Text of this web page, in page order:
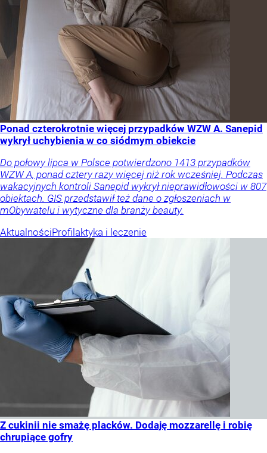
Ponad czterokrotnie więcej przypadków WZW A. Sanepid
wykrył uchybienia w co siódmym obiekcie
Do połowy lipca w Polsce potwierdzono 1413 przypadków
WZW A, ponad cztery razy więcej niż rok wcześniej. Podczas
wakacyjnych kontroli Sanepid wykrył nieprawidłowości w 807
obiektach. GIS przedstawił też dane o zgłoszeniach w
mObywatelu i wytyczne dla branży beauty.
AktualnościProfilaktyka i leczenie
Z cukinii nie smażę placków. Dodaję mozzarellę i robię
chrupiące gofry